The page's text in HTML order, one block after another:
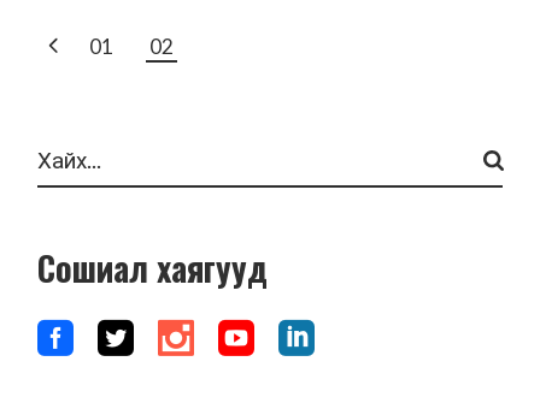
POSTS
01 02
Сошиал хаягууд